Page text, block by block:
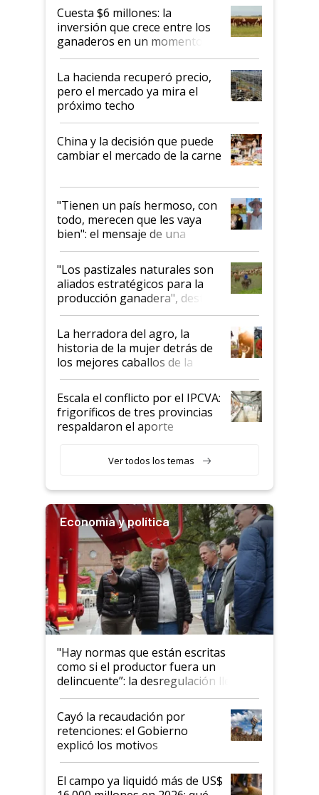
Cuesta $6 millones: la
inversión que crece entre los
ganaderos en un momento
histórico para la actividad
La hacienda recuperó precio,
pero el mercado ya mira el
próximo techo
China y la decisión que puede
cambiar el mercado de la carne
"Tienen un país hermoso, con
todo, merecen que les vaya
bien": el mensaje de una
ganadera uruguaya sobre las
oportunidades que se abren
para el agro en Argentina, con
foco en la carne
"Los pastizales naturales son
aliados estratégicos para la
producción ganadera", destaca
la iniciativa que ya reúne a 46
establecimientos en Argentina
La herradora del agro, la
historia de la mujer detrás de
los mejores caballos de la
Argentina y los mitos que
todavía hacen sufrir a estos
animales: "Mientras me
descalificaban, yo seguí
haciendo currículum"
Escala el conflicto por el IPCVA:
frigoríficos de tres provincias
respaldaron el aporte
Ver todos los temas
Economía y política
"Hay normas que están escritas
como si el productor fuera un
delincuente”: la desregulación llegó
al Congreso Aapresid y hasta se
habló del financiamiento al IPCVA
Cayó la recaudación por
retenciones: el Gobierno
explicó los motivos
El campo ya liquidó más de US$